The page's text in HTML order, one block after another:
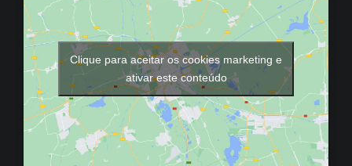
Clique para aceitar os cookies marketing e
ativar este conteúdo